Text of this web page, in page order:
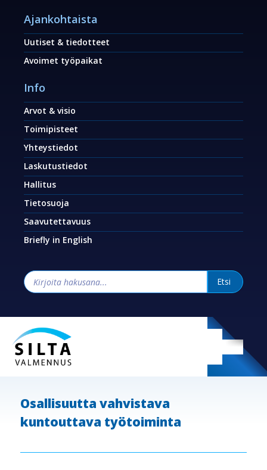
Ajankohtaista
Uutiset & tiedotteet
Avoimet työpaikat
Info
Arvot & visio
Toimipisteet
Yhteystiedot
Laskutustiedot
Hallitus
Tietosuoja
Saavutettavuus
Briefly in English
Osallisuutta vahvistava
kuntouttava työtoiminta